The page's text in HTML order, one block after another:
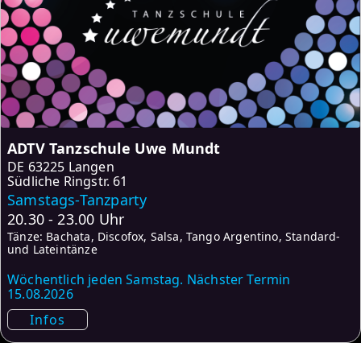
ADTV Tanzschule Uwe Mundt
DE 63225 Langen
Südliche Ringstr. 61
Samstags-Tanzparty
20.30 - 23.00 Uhr
Tänze: Bachata, Discofox, Salsa, Tango Argentino, Standard-
und Lateintänze
Wöchentlich jeden Samstag. Nächster Termin
15.08.2026
Infos